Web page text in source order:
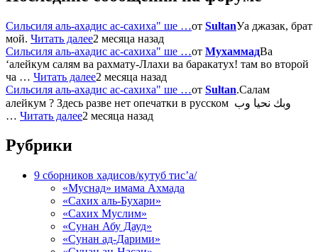
Сильсиля аль-ахадис ас-сахиха" ше …от SultanУа джазак, брат
мой. Читать далее2 месяца назад
Сильсиля аль-ахадис ас-сахиха" ше …от МухаммадВа
‘алейкум салям ва рахмату-Ллахи ва баракатух! там во второй
ча … Читать далее2 месяца назад
Сильсиля аль-ахадис ас-сахиха" ше …от Sultan.Салам
алейкум ? Здесь разве нет опечатки в русском وبك نحيا وب
… Читать далее2 месяца назад
Рубрики
9 сборников хадисов/кутуб тис’а/
«Муснад» имама Ахмада
«Сахих аль-Бухари»
«Сахих Муслим»
«Сунан Абу Дауд»
«Сунан ад-Дарими»